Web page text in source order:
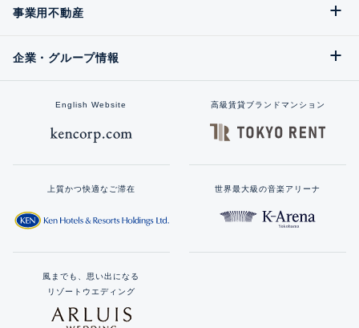
事業用不動産
企業・グループ情報
English Website 高級賃貸ブランドマンション
上質かつ快適なご滞在 世界最大級の音楽アリーナ
風までも、思い出になる
リゾートウエディング